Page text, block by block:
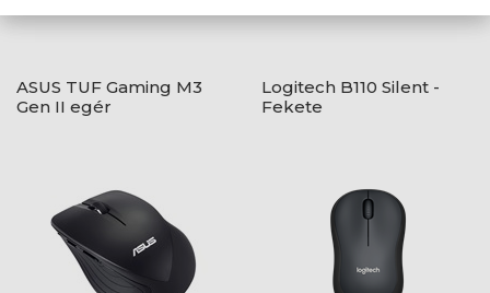
ASUS TUF Gaming M3
Gen II egér
Logitech B110 Silent -
Fekete